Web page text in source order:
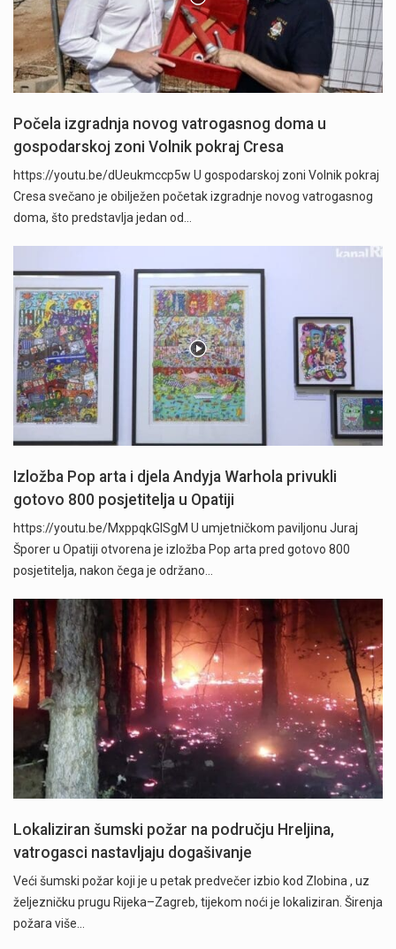
Počela izgradnja novog vatrogasnog doma u
gospodarskoj zoni Volnik pokraj Cresa
https://youtu.be/dUeukmccp5w U gospodarskoj zoni Volnik pokraj
Cresa svečano je obilježen početak izgradnje novog vatrogasnog
doma, što predstavlja jedan od…
Izložba Pop arta i djela Andyja Warhola privukli
gotovo 800 posjetitelja u Opatiji
https://youtu.be/MxppqkGISgM U umjetničkom paviljonu Juraj
Šporer u Opatiji otvorena je izložba Pop arta pred gotovo 800
posjetitelja, nakon čega je održano…
Lokaliziran šumski požar na području Hreljina,
vatrogasci nastavljaju dogašivanje
Veći šumski požar koji je u petak predvečer izbio kod Zlobina , uz
željezničku prugu Rijeka–Zagreb, tijekom noći je lokaliziran. Širenja
požara više…